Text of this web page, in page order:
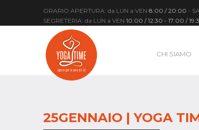
ORARIO APERTURA: da LUN a VEN 8:00 / 20:00 -
SEGRETERIA: da LUN a VEN 10:00 / 12:30 - 17:00 /
CHI SIAMO
25GENNAIO | YOGA